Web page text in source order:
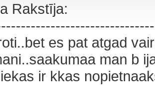
Rakstīja:
es pat atgad
man b
ir kkas